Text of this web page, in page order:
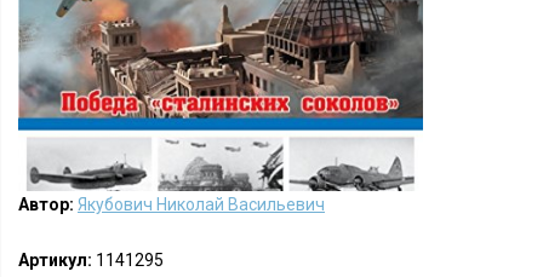
Автор: Якубович Николай Васильевич
Артикул: 1141295